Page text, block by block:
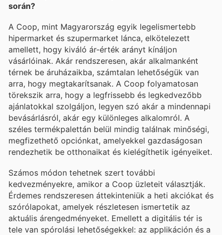
során?
A Coop, mint Magyarország egyik legelismertebb
hipermarket és szupermarket lánca, elkötelezett
amellett, hogy kiváló ár-érték arányt kínáljon
vásárlóinak. Akár rendszeresen, akár alkalmanként
térnek be áruházaikba, számtalan lehetőségük van
arra, hogy megtakarítsanak. A Coop folyamatosan
törekszik arra, hogy a legfrissebb és legkedvezőbb
ajánlatokkal szolgáljon, legyen szó akár a mindennapi
bevásárlásról, akár egy különleges alkalomról. A
széles termékpalettán belül mindig találnak minőségi,
megfizethető opciónkat, amelyekkel gazdaságosan
rendezhetik be otthonaikat és kielégíthetik igényeiket.
Számos módon tehetnek szert további
kedvezményekre, amikor a Coop üzleteit választják.
Érdemes rendszeresen áttekinteniük a heti akciókat és
szórólapokat, amelyek részletesen ismertetik az
aktuális árengedményeket. Emellett a digitális tér is
tele van spórolási lehetőségekkel: az applikáción és a